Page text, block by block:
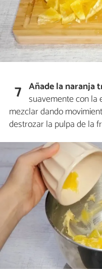
7 Añade la naranja
suavemente con la
mezclar dando
destrozar la pulpa de la